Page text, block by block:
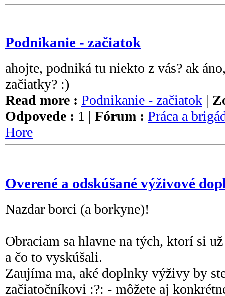
Podnikanie - začiatok
ahojte, podniká tu niekto z vás? ak
začiatky? :)
Read more : Podnikanie - začiatok |
Odpovede : 1 | Fórum : Práca a
Hore
Overené a odskúšané výživové
Nazdar borci (a borkyne)!
Obraciam sa hlavne na tých, ktorí si
a čo to vyskúšali.
Zaujíma ma, aké doplnky výživy by
začiatočníkovi :?: - môžete aj